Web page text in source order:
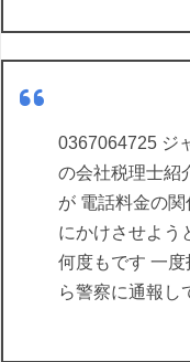
0367064725 ジ
の会社税理士紹
が 電話料金の
にかけさせよう
何度もです 一
ら警察に通報し